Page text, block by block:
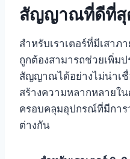
สัญญาณที่ดีที่สุ
สำหรับเราเตอร์ที่มีเสาภ
ถูกต้องสามารถช่วยเพิ่ม
สัญญาณได้อย่างไม่น่าเ
สร้างความหลากหลายใ
ครอบคลุมอุปกรณ์ที่มีการ
ต่างกัน